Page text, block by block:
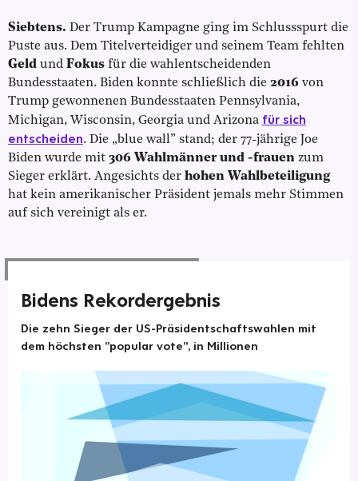
Siebtens. Der Trump Kampagne ging im Schlussspurt die
Puste aus. Dem Titelverteidiger und seinem Team fehlten
Geld und Fokus für die wahlentscheidenden
Bundesstaaten. Biden konnte schließlich die 2016 von
Trump gewonnenen Bundesstaaten Pennsylvania,
Michigan, Wisconsin, Georgia und Arizona für sich
entscheiden. Die „blue wall” stand; der 77-jährige Joe
Biden wurde mit 306 Wahlmänner und -frauen zum
Sieger erklärt. Angesichts der hohen Wahlbeteiligung
hat kein amerikanischer Präsident jemals mehr Stimmen
auf sich vereinigt als er.
Bidens Rekordergebnis
Die zehn Sieger der US-Präsidentschaftswahlen mit
dem höchsten "popular vote", in Millionen